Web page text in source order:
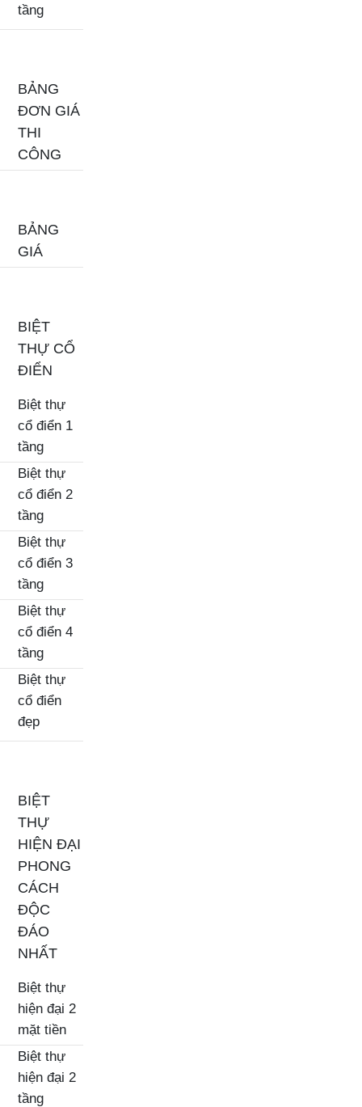
tầng
BẢNG
ĐƠN GIÁ
THI
CÔNG
BẢNG
GIÁ
BIỆT
THỰ CỔ
ĐIỂN
Biệt thự
cổ điển 1
tầng
Biệt thự
cổ điển 2
tầng
Biệt thự
cổ điển 3
tầng
Biệt thự
cổ điển 4
tầng
Biệt thự
cổ điển
đẹp
BIỆT
THỰ
HIỆN ĐẠI
PHONG
CÁCH
ĐỘC
ĐÁO
NHẤT
Biệt thự
hiện đại 2
mặt tiền
Biệt thự
hiện đại 2
tầng